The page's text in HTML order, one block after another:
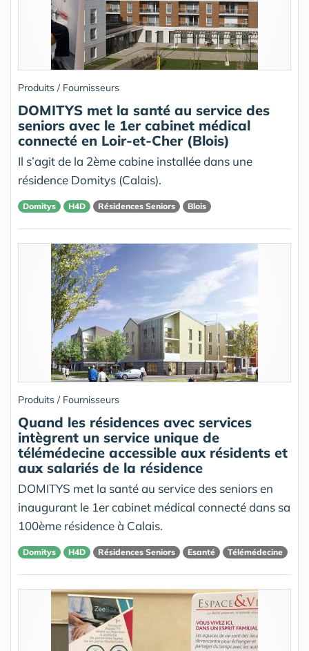
Produits / Fournisseurs
DOMITYS met la santé au service des
seniors avec le 1er cabinet médical
connecté en Loir-et-Cher (Blois)
Il s’agit de la 2ème cabine installée dans une
résidence Domitys (Calais).
Domitys H4D Résidences Seniors Blois
Produits / Fournisseurs
Quand les résidences avec services
intègrent un service unique de
télémédecine accessible aux résidents et
aux salariés de la résidence
DOMITYS met la santé au service des seniors en
inaugurant le 1er cabinet médical connecté dans sa
100ème résidence à Calais.
Domitys H4D Résidences Seniors Esanté Télémédecine